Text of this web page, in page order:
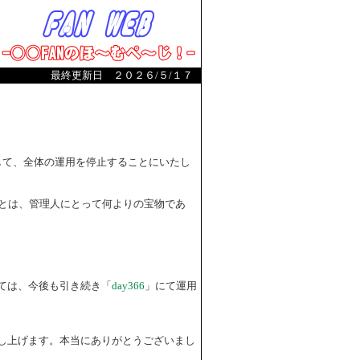
最終更新日 ２０２６/５/１７
、全体の運用を停止することにいたし
は、管理人にとって何よりの宝物であ
は、今後も引き続き「 day366 」にて運用
げます。本当にありがとうございまし